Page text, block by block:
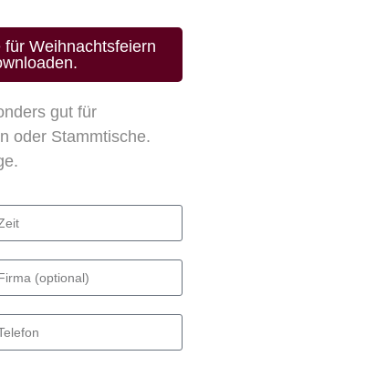
Weihnachtsfeiern
gut für
oder Stammtische.